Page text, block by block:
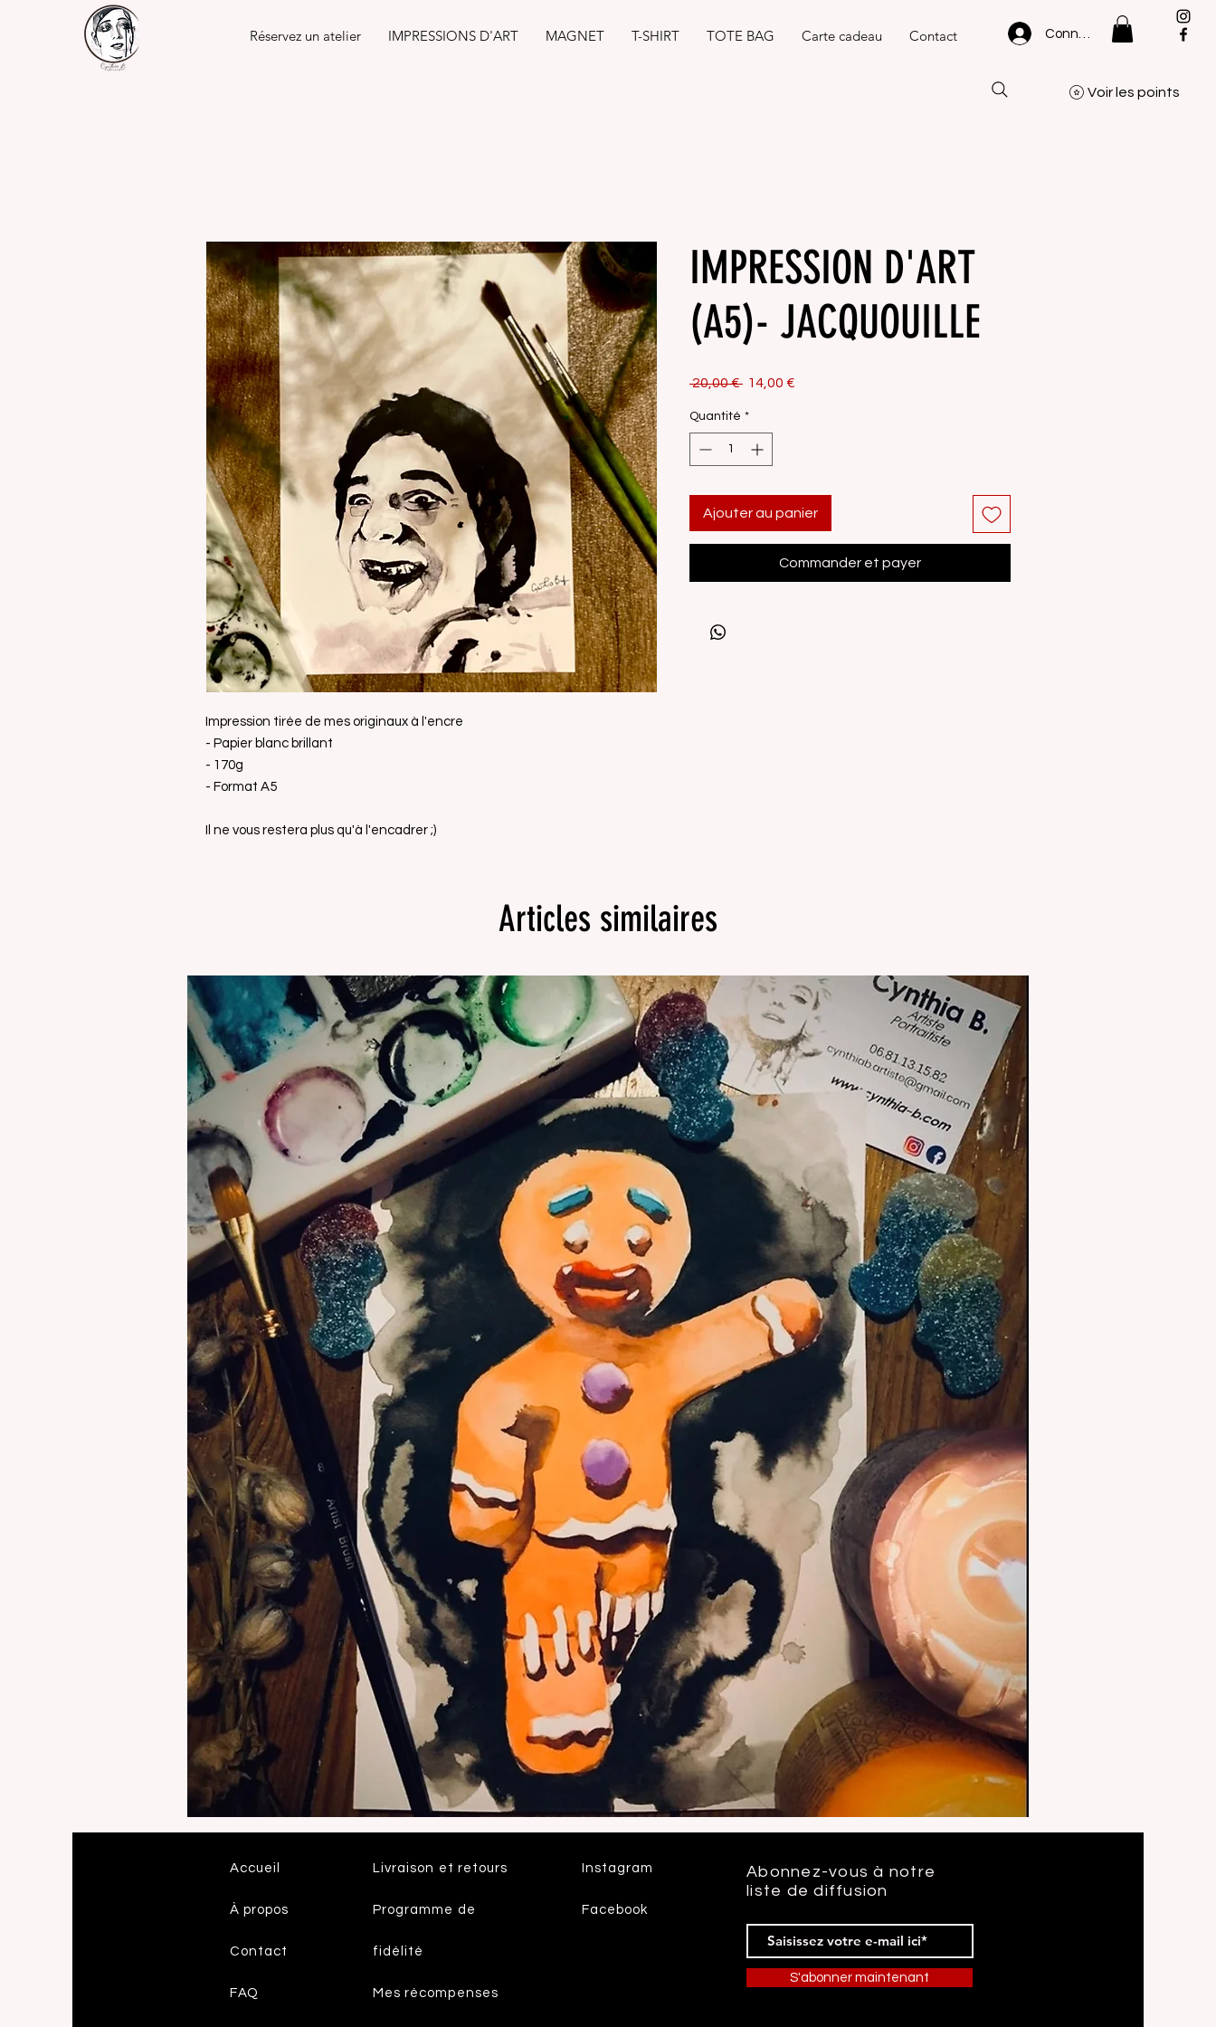
Réservez un atelier IMPRESSIONS D'ART MAGNET T-SHIRT TOTE BAG Carte cadeau Contact Connexion
Voir les points
Impression tirée de mes originaux à l'encre
- Papier blanc brillant
- 170g
- Format A5
Il ne vous restera plus qu'à l'encadrer ;)
IMPRESSION D'ART
(A5)- JACQUOUILLE
20,00 € Prix
14,00 €
Quantité *
Ajouter au panier
Commander et payer
Articles similaires
D'ART
D'ART
Accueil
À propos
Contact
FAQ
Livraison et retours
Programme de
fidélité
Mes récompenses
Instagram
Facebook
Abonnez-vous à notre
liste de diffusion
S'abonner maintenant